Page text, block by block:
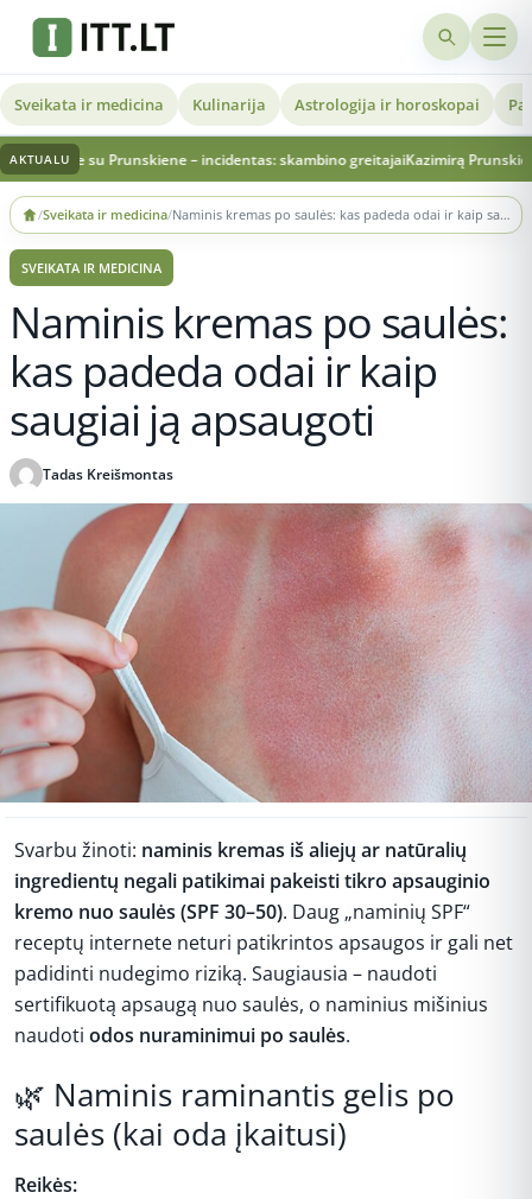
Sveikata ir medicina Kulinarija Astrologija ir horoskopai
AKTUALU
su Prunskiene – incidentas: skambino greitajaiKazimirą Prunskienę
Skip
to
content
/Sveikata ir medicina/ Naminis kremas po saulės: kas padeda odai ir kaip saugiai ją apsaugoti
SVEIKATA IR MEDICINA
Naminis kremas po saulės:
kas padeda odai ir kaip
saugiai ją apsaugoti
Tadas Kreišmontas
Svarbu žinoti: naminis kremas iš aliejų ar natūralių
ingredientų negali patikimai pakeisti tikro apsauginio
kremo nuo saulės (SPF 30–50). Daug „naminių SPF“
receptų internete neturi patikrintos apsaugos ir gali net
padidinti nudegimo riziką. Saugiausia – naudoti
sertifikuotą apsaugą nuo saulės, o naminius mišinius
naudoti odos nuraminimui po saulės.
🌿 Naminis raminantis gelis po
saulės (kai oda įkaitusi)
Reikės: